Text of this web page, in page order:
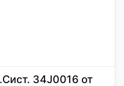
34J0016 от